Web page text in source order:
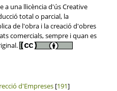
a una llicència d'ús Creative
total o parcial, la
de l'obra i la creació d'obres
comercials, sempre i quan es
d'Empreses[191]